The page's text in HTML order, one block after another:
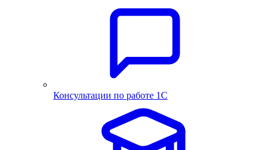
Консультации по работе 1С